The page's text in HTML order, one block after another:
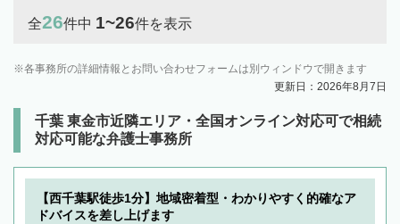
全26件中 1~26件を表示
各事務所の詳細情報とお問い合わせフォームは別ウィンドウで開きます
更新日：2026年8月7日
千葉 東金市近隣エリア・全国オンライン対応可で相続
対応可能な弁護士事務所
【西千葉駅徒歩1分】地域密着型・わかりやすく的確なア
ドバイスを差し上げます